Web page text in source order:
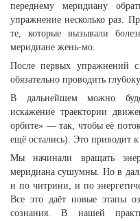
переднему меридиану
упражнение несколько раз.
те, которые вызывали
меридиане жень-мо.
После первых упражнений с
обязательно проводить
В дальнейшем можно
искажение траектории
орбите» — так, чтобы её
ещё остались). Это приводит
Мы начинали вращать
меридиана сушумны. Но в
и по читрини, и по
Все это даёт новые этапы
сознания. В нашей